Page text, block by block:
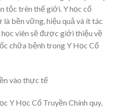
tộc trên thế giới. Y học cổ
bền vững, hiệu quả và ít tác
viên sẽ được giới thiệu về
chữa bệnh trong Y Học Cổ
vào thực tế
Y Học Cổ Truyền Chính quy,